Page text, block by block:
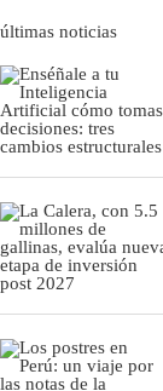
últimas noticias